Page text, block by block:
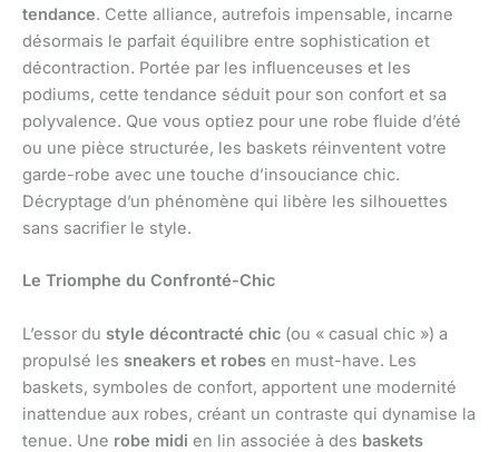
tendance. Cette alliance, autrefois impensable, incarne
désormais le parfait équilibre entre sophistication et
décontraction. Portée par les influenceuses et les
podiums, cette tendance séduit pour son confort et sa
polyvalence. Que vous optiez pour une robe fluide d’été
ou une pièce structurée, les baskets réinventent votre
garde-robe avec une touche d’insouciance chic.
Décryptage d’un phénomène qui libère les silhouettes
sans sacrifier le style.
Le Triomphe du Confronté-Chic
L’essor du style décontracté chic (ou « casual chic ») a
propulsé les sneakers et robes en must-have. Les
baskets, symboles de confort, apportent une modernité
inattendue aux robes, créant un contraste qui dynamise la
tenue. Une robe midi en lin associée à des baskets